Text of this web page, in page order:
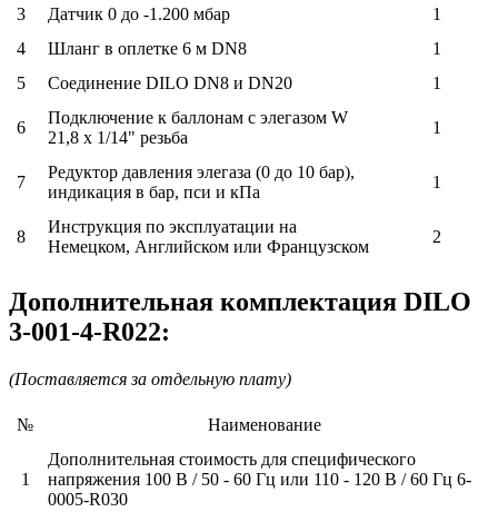
3
Датчик 0 до -1.200 мбар
1
4
Шланг в оплетке 6 м DN8
1
5
Соединение DILO DN8 и DN20 1
6
Подключение к баллонам с элегазом W
21,8 х 1/14" резьба
1
7
Редуктор давления элегаза (0 до 10 бар),
индикация в бар, пси и кПа
1
8
Инструкция по эксплуатации на
Немецком, Английском или Французском
2
Дополнительная комплектация DILO
3-001-4-R022:
(Поставляется за отдельную плату)
№ Наименование
1
Дополнительная стоимость для специфического
напряжения 100 В / 50 - 60 Гц или 110 - 120 В / 60 Гц 6-
0005-R030